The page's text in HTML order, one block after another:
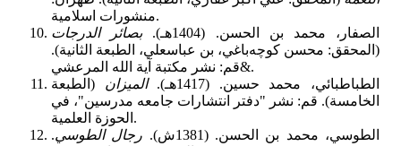
منشورات اسلامية.
الصفار، محمد بن الحسن. (1404هـ).
بصائر الدرجات
(المحقق: محسن كوچه‌باغي، بن عباسعلي، الطبعة الثانية).
قم: نشر مکتبة آية الله المرعشي&.
الطباطبائي، محمد حسين. (1417هـ).
الميزان (الطبعة
الخامسة). قم: نشر "دفتر انتشارات جامعه مدرسين"، في
الحوزة العلمية.
الطوسي، محمد بن الحسن. (1381ش).
رجال الطوسي.